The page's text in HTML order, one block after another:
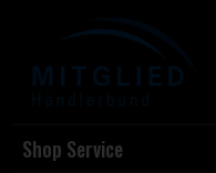
Shop Service